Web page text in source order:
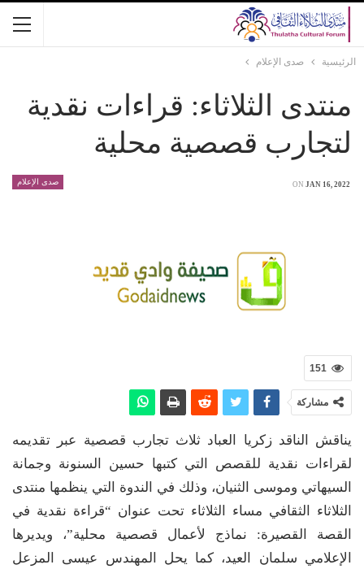
الرئيسية صدى الإعلام
منتدى الثلاثاء: قراءات نقدية
لتجارب قصصية محلية
صدى الإعلام ON JAN 16, 2022
151
مشاركة
يناقش الناقد زكريا العباد ثلاث تجارب قصصية عبر تقديمه
لقراءات نقدية للقصص التي كتبها حسين السنونة وجمانة
السيهاتي وموسى الثنيان، وذلك في الندوة التي ينظمها منتدى
الثلاثاء الثقافي مساء الثلاثاء تحت عنوان “قراءة نقدية في
القصة القصيرة: نماذج لأعمال قصصية محلية”، ويديرها
الإعلامي سلمان العيد، كما يحل المهندس عيسى المزعل